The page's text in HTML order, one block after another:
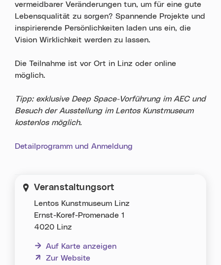
vermeidbarer Veränderungen tun, um für eine gute
Lebensqualität zu sorgen? Spannende Projekte und
inspirierende Persönlichkeiten laden uns ein, die
Vision Wirklichkeit werden zu lassen.
Die Teilnahme ist vor Ort in Linz oder online
möglich.
Tipp: exklusive Deep Space-Vorführung im AEC und
Besuch der Ausstellung im Lentos Kunstmuseum
kostenlos möglich.
Detailprogramm und Anmeldung
Veranstaltungsort
Lentos Kunstmuseum Linz
Ernst-Koref-Promenade 1
4020 Linz
Auf Karte anzeigen
Zur Website
(neues Fenster)